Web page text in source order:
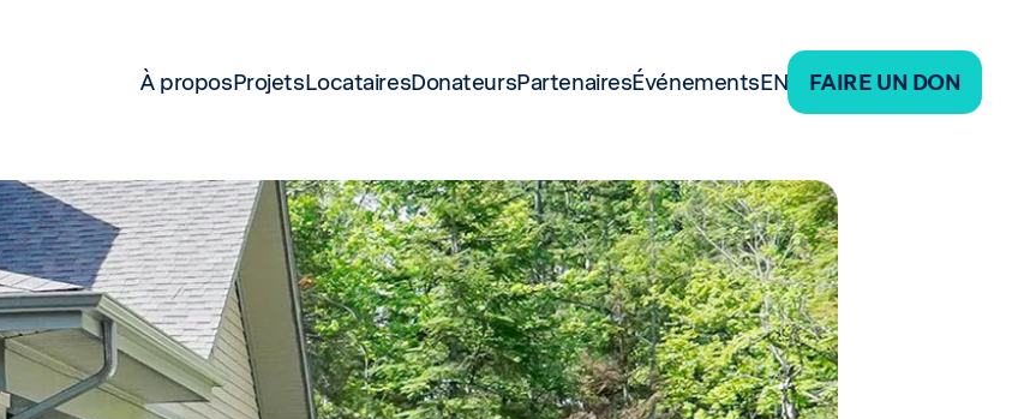
À proposProjetsLocatairesDonateursPartenairesÉvénementsEN FAIRE UN DON